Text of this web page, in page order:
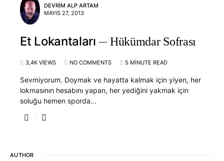
DEVRIM ALP ARTAM
MAYIS 27, 2013
Et Lokantaları Hükümdar Sofrası
3,4K VIEWS NO COMMENTS 5 MINUTE READ
Sevmiyorum. Doymak ve hayatta kalmak için yiyen, her
lokmasının hesabını yapan, her yediğini yakmak için
soluğu hemen sporda…
AUTHOR